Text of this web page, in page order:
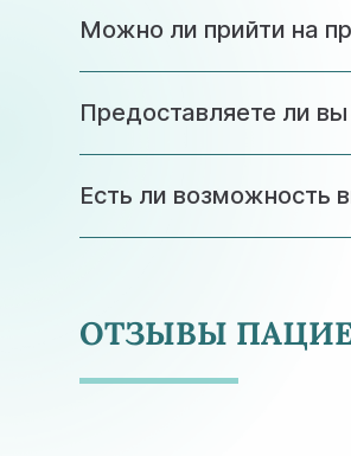
Можно ли прийти на
Предоставляете ли
Есть ли возможность
ОТЗЫВЫ